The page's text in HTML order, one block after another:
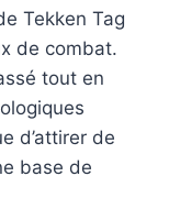
Tekken Tag
de combat.
tout en
d’attirer de
base de